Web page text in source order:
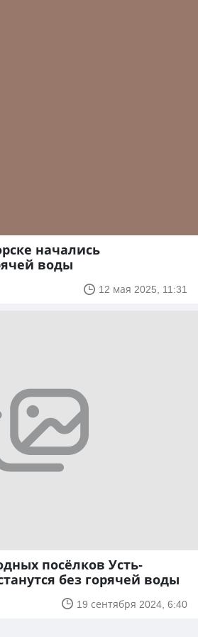
начались
воды
12 мая 2025, 11:31
посёлков Усть-
без горячей воды
19 сентября 2024, 6:40